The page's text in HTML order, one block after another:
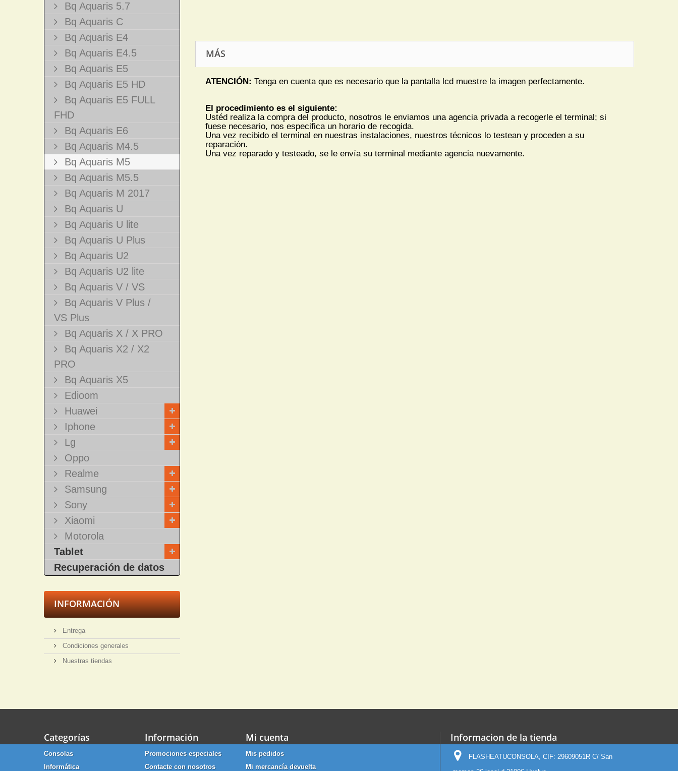
Bq Aquaris 5.7
Bq Aquaris C
Bq Aquaris E4
Bq Aquaris E4.5
Bq Aquaris E5
Bq Aquaris E5 HD
Bq Aquaris E5 FULL
FHD
Bq Aquaris E6
Bq Aquaris M4.5
Bq Aquaris M5
Bq Aquaris M5.5
Bq Aquaris M 2017
Bq Aquaris U
Bq Aquaris U lite
Bq Aquaris U Plus
Bq Aquaris U2
Bq Aquaris U2 lite
Bq Aquaris V / VS
Bq Aquaris V Plus /
VS Plus
Bq Aquaris X / X PRO
Bq Aquaris X2 / X2
PRO
Bq Aquaris X5
Edioom
Huawei
Iphone
Lg
Oppo
Realme
Samsung
Sony
Xiaomi
Motorola
Tablet
Recuperación de datos
INFORMACIÓN
Entrega
Condiciones generales
Nuestras tiendas
MÁS
ATENCIÓN: Tenga en cuenta que es necesario que la pantalla lcd muestre la imagen perfectamente.
El procedimiento es el siguiente:
Ustéd realiza la compra del producto, nosotros le enviamos una agencia privada a recogerle el terminal; si
fuese necesario, nos especifica un horario de recogida.
Una vez recibido el terminal en nuestras instalaciones, nuestros técnicos lo testean y proceden a su
reparación.
Una vez reparado y testeado, se le envía su terminal mediante agencia nuevamente.
Categorías
Consolas
Informática
Información
Promociones especiales
Contacte con nosotros
Mi cuenta
Mis pedidos
Mi mercancía devuelta
Informacion de la tienda
FLASHEATUCONSOLA, CIF: 29609051R C/ San